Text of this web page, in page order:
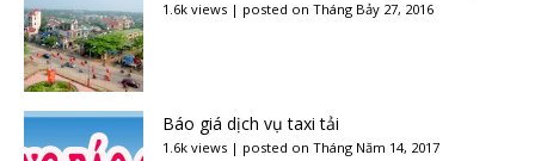
1.6k views | posted on Tháng Bảy 27, 2016
Báo giá dịch vụ taxi tải
1.6k views | posted on Tháng Năm 14, 2017